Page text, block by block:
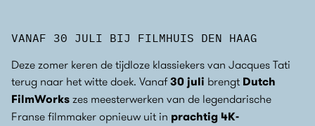
VANAF 30 JULI BIJ FILMHUIS DEN HAAG
Deze zomer keren de tijdloze klassiekers van Jacques Tati
terug naar het witte doek. Vanaf30 juli brengt Dutch
FilmWorks zes meesterwerken van de legendarische
Franse filmmaker opnieuw uit in prachtig 4K-